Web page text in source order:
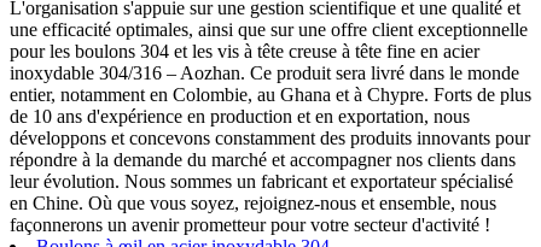
L'organisation s'appuie sur une gestion scientifique et une qualité et
une efficacité optimales, ainsi que sur une offre client exceptionnelle
pour les boulons 304 et les vis à tête creuse à tête fine en acier
inoxydable 304/316 – Aozhan. Ce produit sera livré dans le monde
entier, notamment en Colombie, au Ghana et à Chypre. Forts de plus
de 10 ans d'expérience en production et en exportation, nous
développons et concevons constamment des produits innovants pour
répondre à la demande du marché et accompagner nos clients dans
leur évolution. Nous sommes un fabricant et exportateur spécialisé
en Chine. Où que vous soyez, rejoignez-nous et ensemble, nous
façonnerons un avenir prometteur pour votre secteur d'activité !